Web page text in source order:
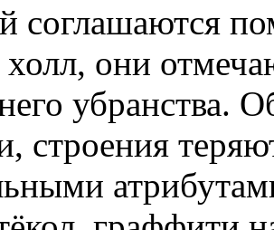
соглашаются
они
убранства.
строения